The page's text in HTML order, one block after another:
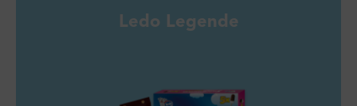
Ledo Legende